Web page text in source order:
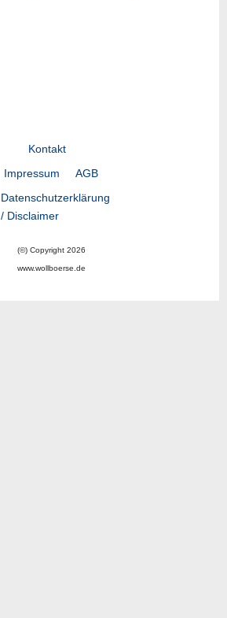
Kontakt
Impressum
AGB
Datenschutzerklärung
/ Disclaimer
(©) Copyright 2026
www.wollboerse.de